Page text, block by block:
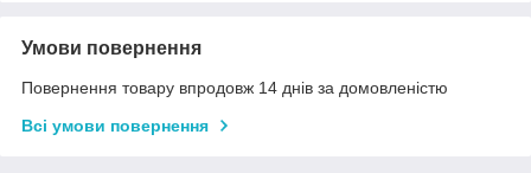
Умови повернення
Повернення товару впродовж 14 днів за домовленістю
Всі умови повернення